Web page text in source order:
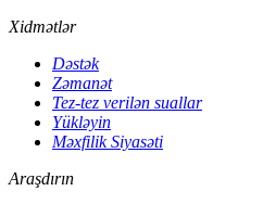
Xidmətlər
Dəstək
Zəmanət
Tez-tez verilən suallar
Yükləyin
Məxfilik Siyasəti
Araşdırın